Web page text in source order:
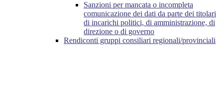
Sanzioni per mancata o incompleta
comunicazione dei dati da parte dei titolari
di incarichi politici, di amministrazione, di
direzione o di governo
Rendiconti gruppi consiliari regionali/provinciali